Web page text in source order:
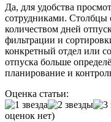
Да, для удобства
сотрудниками. Столбцы
количеством дней
фильтрации и
конкретный отдел или
отпуска больше
планирование и
Оценка статьи:
оценок нет)